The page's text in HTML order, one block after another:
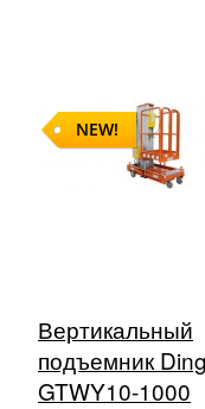
NEW!
Вертикальный
подъемник
GTWY10-1000